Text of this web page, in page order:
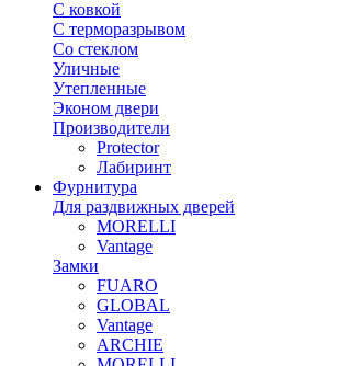
С ковкой
С терморазрывом
Со стеклом
Уличные
Утепленные
Эконом двери
Производители
Protector
Лабиринт
Фурнитура
Для раздвижных дверей
MORELLI
Vantage
Замки
FUARO
GLOBAL
Vantage
ARCHIE